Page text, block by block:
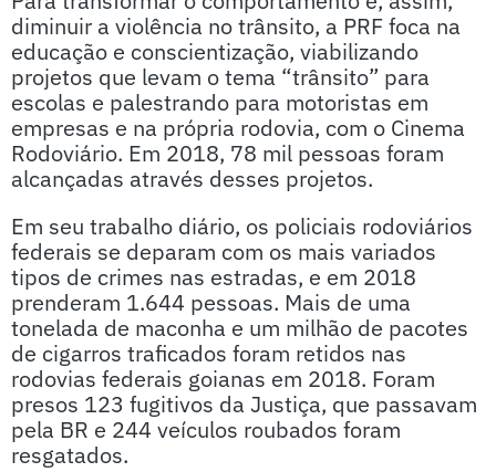
diminuir a violência no trânsito, a PRF foca na
educação e conscientização, viabilizando
projetos que levam o tema “trânsito” para
escolas e palestrando para motoristas em
empresas e na própria rodovia, com o Cinema
Rodoviário. Em 2018, 78 mil pessoas foram
alcançadas através desses projetos.
Em seu trabalho diário, os policiais rodoviários
federais se deparam com os mais variados
tipos de crimes nas estradas, e em 2018
prenderam 1.644 pessoas. Mais de uma
tonelada de maconha e um milhão de pacotes
de cigarros traficados foram retidos nas
rodovias federais goianas em 2018. Foram
presos 123 fugitivos da Justiça, que passavam
pela BR e 244 veículos roubados foram
resgatados.